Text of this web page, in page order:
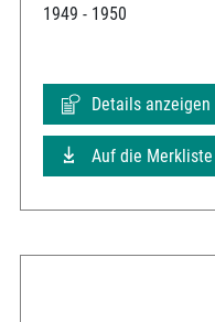
1949 - 1950
Details anzeigen
Auf die Merkliste